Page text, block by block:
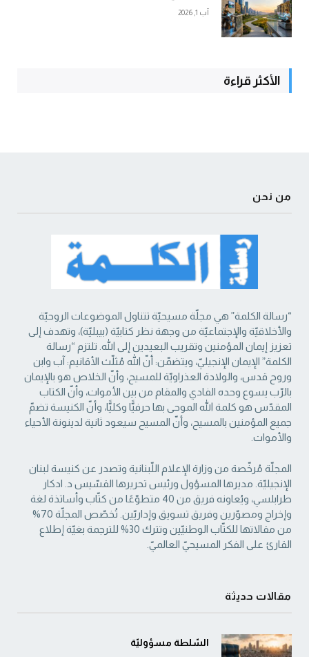
آب 1, 2026
الأكثر قراءة
من نحن
“رسالة الكلمة” هي مجلّة مسيحيّة تتناول الموضوعات الروحيّة
والأخلاقيّة والإجتماعيّة من ‏وجهة نظر كتابيّة (بيبليّة)، وتهدف إلى
تعزيز إيمان المؤمنين وتقريب البعيدين إلى الله. تلتزم “رسالة
‏الكلمة” الإيمان الإنجيليّ، ويتضمّن: أنّ الله مُثلّث الأقانيم: آب وابن
وروح قدس، والولادة العذراويّة ‏للمسيح، وأنّ الخلاص هو بالإيمان
بالرّب يسوع وحده الفادي والمقام من بين الأموات، وأنّ الكتاب
‏المقدّس هو كلمة الله الموحى بها حرفيًّا وكليًّا، وأنّ الكنيسة تضمّ
جميع المؤمنين بالمسيح، وأنّ المسيح ‏سيعود ثانية لدينونة الأحياء
والأموات. ‏
المجلّة مُرخّصة من وزارة الإعلام اللّبنانية وتصدر عن كنيسة لبنان
الإنجيليّة. مديرها المسؤول ‏ورئيس تحريرها القسّيس د. ادكار
طرابلسي، ويُعاونه فريق من 40 متطوّعًا من كتّاب وأساتذة لغة
‏وإخراج ومصوّرين وفريق تسويق وإداريّين. تُخصّص المجلّة 70%
من مقالاتها للكتّاب الوطنيّين ‏وتترك 30% للترجمة بغيّة إطلاع
القارئ على الفكر المسيحيّ العالميّ.‏
مقالات حديثة
السّلطة مسؤوليّة